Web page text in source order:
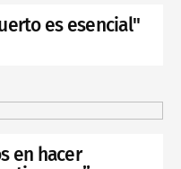
es esencial"
en hacer